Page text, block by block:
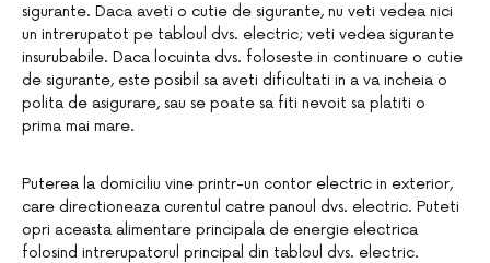
sigurante. Daca aveti o cutie de sigurante, nu veti vedea nici
un intrerupatot pe tabloul dvs. electric; veti vedea sigurante
insurubabile. Daca locuinta dvs. foloseste in continuare o cutie
de sigurante, este posibil sa aveti dificultati in a va incheia o
polita de asigurare, sau se poate sa fiti nevoit sa platiti o
prima mai mare.
Puterea la domiciliu vine printr-un contor electric in exterior,
care directioneaza curentul catre panoul dvs. electric. Puteti
opri aceasta alimentare principala de energie electrica
folosind intrerupatorul principal din tabloul dvs. electric.